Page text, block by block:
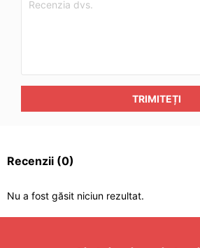
TRIMITEȚI
Recenzii (0)
Nu a fost găsit niciun rezultat.